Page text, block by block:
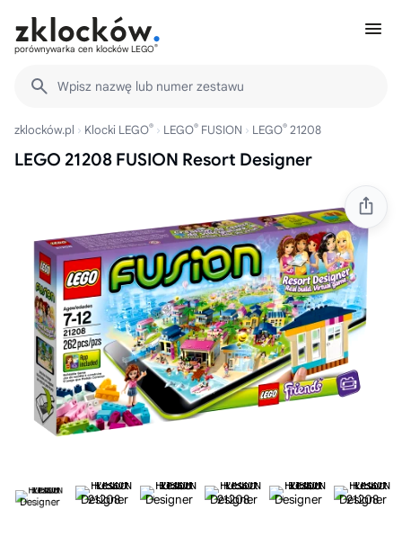
porównywarka cen klocków LEGO®
Wpisz nazwę lub numer zestawu
zklocków.pl Klocki LEGO® LEGO® FUSION LEGO® 21208
LEGO 21208 FUSION Resort Designer